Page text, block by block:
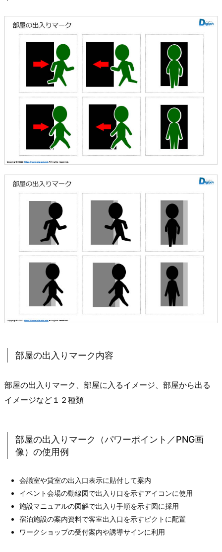
部屋の出入りマーク内容
部屋の出入りマーク、部屋に入るイメージ、部屋から出る
イメージなど１２種類
部屋の出入りマーク（パワーポイント／PNG画
像）の使用例
会議室や貸室の出入口表示に貼付して案内
イベント会場の動線図で出入り口を示すアイコンに使用
施設マニュアルの図解で出入り手順を示す図に採用
宿泊施設の案内資料で客室出入口を示すピクトに配置
ワークショップの受付案内や誘導サインに利用